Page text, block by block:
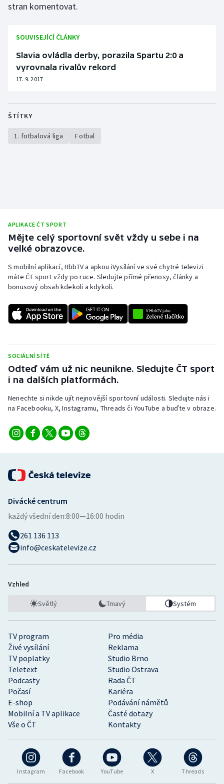
stran komentovat.
SOUVISEJÍCÍ ČLÁNKY
Slavia ovládla derby, porazila Spartu 2:0 a
vyrovnala rivalův rekord
17. 9. 2017
ŠTÍTKY
1. fotbalová liga Fotbal
APLIKACE ČT SPORT
Mějte celý sportovní svět vždy u sebe i na
velké obrazovce.
S mobilní aplikací, HbbTV a apkou iVysílání ve své chytré televizi
máte ČT sport vždy po ruce. Sledujte přímé přenosy, články a
bonusový obsah kdekoli a kdykoli.
SOCIÁLNÍ SÍTĚ
Odteď vám už nic neunikne. Sledujte ČT sport
i na dalších platformách.
Nenechte si nikde ujít nejnovější sportovní události. Sledujte nás i
na Facebooku, X, Instagramu, Threads či YouTube a buďte v obraze.
Instagram Facebook YouTube X Threads
TV program
Pro média
Živé vysílání
Reklama
TV poplatky
Studio Brno
Teletext
Studio Ostrava
Podcasty
Rada ČT
Počasí
Kariéra
E-shop
Podávání námětů
Mobilní a TV aplikace
Časté dotazy
Vše o ČT
Kontakty
Divácké centrum
každý všední den:8:00—16:00 hodin
261 136 113
info@ceskatelevize.cz
Vzhled
Světlý Tmavý Systém